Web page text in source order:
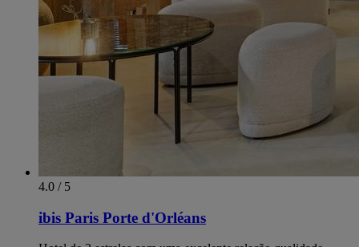
4.0 / 5
ibis Paris Porte d'Orléans